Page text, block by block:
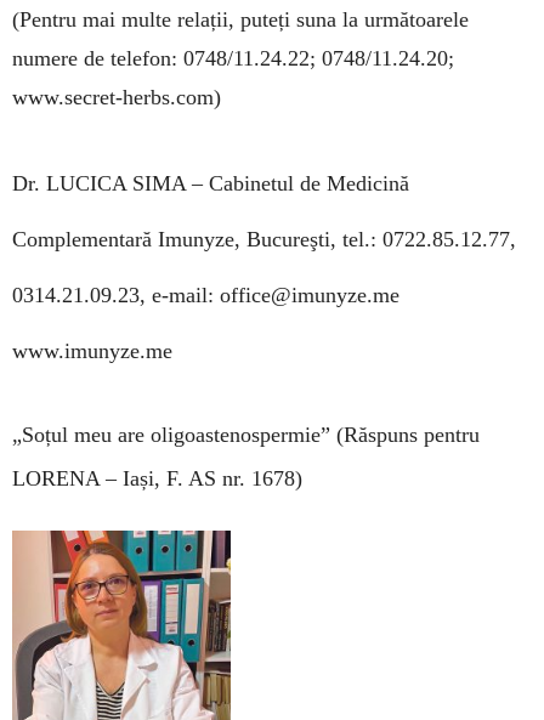
(Pentru mai multe relații, puteți suna la următoarele
numere de telefon: 0748/11.24.22; 0748/11.24.20;
www.secret-herbs.com)
Dr. LUCICA SIMA – Cabinetul de Medicină
Complementară Imunyze, Bucureşti, tel.: 0722.85.12.77,
0314.21.09.23, e-mail: office@imunyze.me
www.imunyze.me
„Soțul meu are oligoastenospermie” (Răspuns pentru
LORENA – Iași, F. AS nr. 1678)